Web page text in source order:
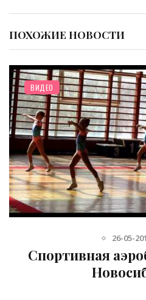
ПОХОЖИЕ НОВОСТИ
ВИДЕО
26-05-
Спортивная